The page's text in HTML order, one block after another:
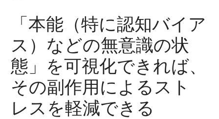
「本能（特に認知バイア
ス）などの無意識の状
態」を可視化できれば、
その副作用によるスト
レスを軽減できる